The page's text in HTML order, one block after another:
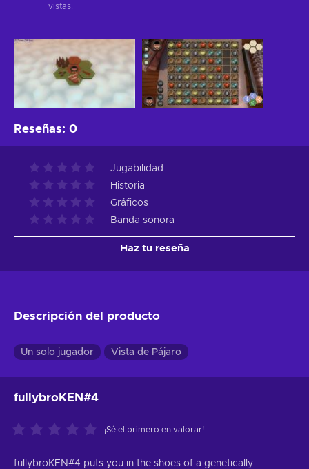
vistas.
Reseñas: 0
Jugabilidad
Historia
Gráficos
Banda sonora
Haz tu reseña
Descripción del producto
Un solo jugador Vista de Pájaro
fullybroKEN#4
¡Sé el primero en valorar!
fullybroKEN#4 puts you in the shoes of a genetically